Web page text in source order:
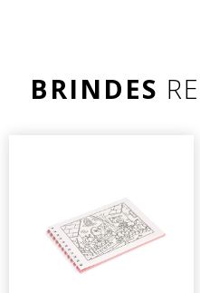
BRINDES